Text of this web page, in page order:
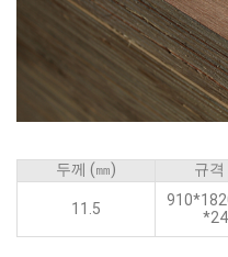
두께 (㎜) 규격
11.5